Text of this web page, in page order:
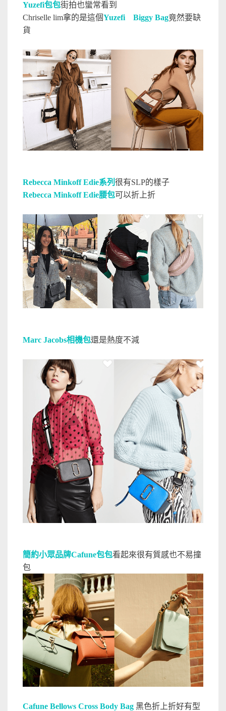
Yuzefi包包街拍也蠻常看到
Chriselle lim拿的是這個Yuzefi Biggy Bag竟然要缺
貨
Rebecca Minkoff Edie系列 很有SLP的樣子
Rebecca Minkoff Edie腰包可以折上折
Marc Jacobs相機包還是熱度不減
簡約小眾品牌Cafune包包看起來很有質感也不易撞
包
Cafune Bellows Cross Body Bag 黑色折上折好有型